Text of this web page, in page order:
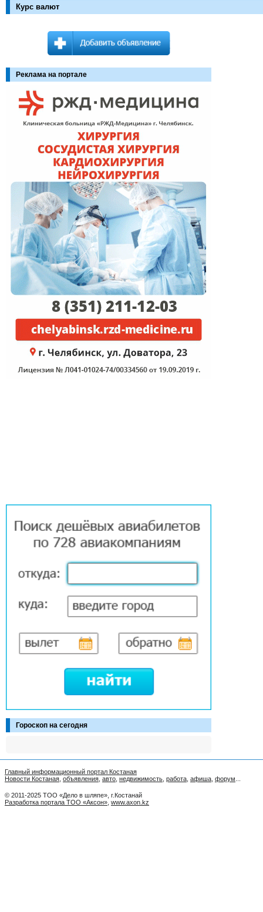
Курс валют
Реклама на портале
Гороскоп на сегодня
Главный информационный портал Костаная
Новости Костаная объявления авто недвижимость работа афиша форум
© 2011-2025 ТОО «Дело в шляпе», г.Костанай
Разработка портала ТОО «Аксон» www.axon.kz